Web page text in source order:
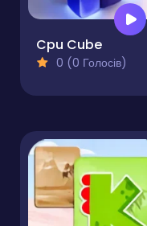
Cpu Cube
0 (0 Голосів)